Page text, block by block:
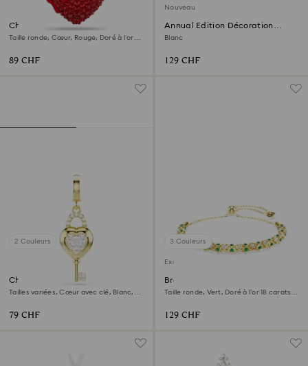
Charm Idyllia
Taille ronde, Cœur, Rouge, Doré à l’or
89 CHF
Nouveau
Annual Edition Décoration
Cloche 2026
Blanc
129 CHF
2 Couleurs
Charm Idyllia
Tailles variées, Cœur avec clé, Blanc,
79 CHF
3 Couleurs
Exclusivité en ligne
Bracelet Dextera
Taille ronde, Vert, Doré à l’or 18 carats
129 CHF